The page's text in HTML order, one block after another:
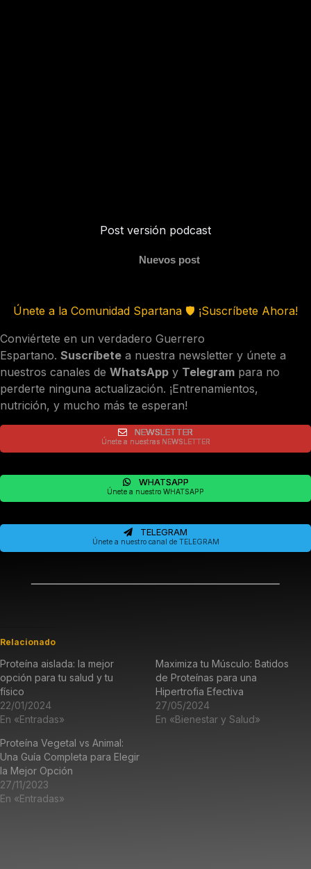
Post versión podcast
Nuevos post
Únete a la Comunidad Spartana 🛡️ ¡Suscríbete Ahora!
Conviértete en un verdadero Guerrero
Espartano. Suscríbete a nuestra newsletter y únete a
nuestros canales de WhatsApp y Telegram para no
perderte ninguna actualización. ¡Entrenamientos,
nutrición, y mucho más te esperan!
NEWSLETTER
Únete a nuestras NEWSLETTER
WHATSAPP
Únete a nuestro WHATSAPP
TELEGRAM
Únete a nuestro canal de TELEGRAM
Relacionado
Proteína aislada: la mejor
opción para tu salud y tu
físico
22/01/2024
En «Entradas»
Maximiza tu Músculo: Batidos
de Proteínas para una
Hipertrofia Efectiva
27/05/2024
En «Bienestar y Salud»
Proteína Vegetal vs Animal:
Una Guía Completa para Elegir
la Mejor Opción
27/11/2023
En «Entradas»